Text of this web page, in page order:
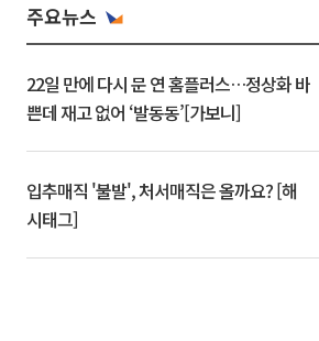
주요뉴스
22일 만에 다시 문 연 홈플러스…정상화 바
쁜데 재고 없어 ‘발동동’[가보니]
입추매직 '불발', 처서매직은 올까요? [해
시태그]